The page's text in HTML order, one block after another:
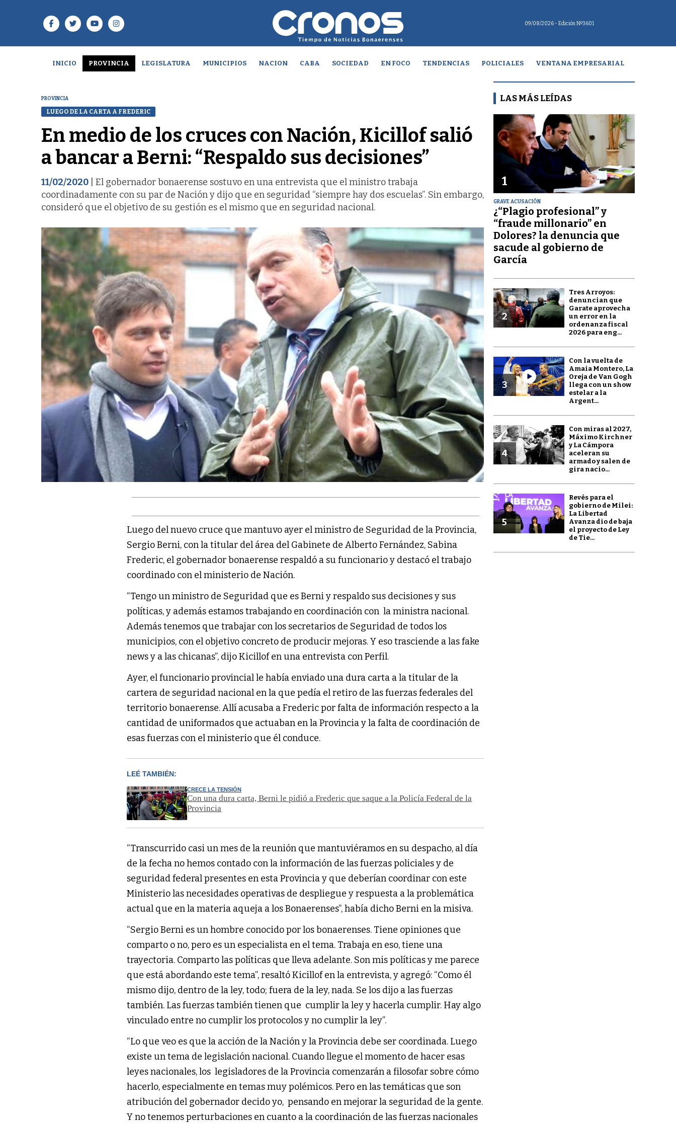
09/08/2026 - Edición Nº3601
INICIO PROVINCIA LEGISLATURA MUNICIPIOS NACION CABA SOCIEDAD EN FOCO TENDENCIAS POLICIALES VENTANA EMPRESARIAL
PROVINCIA
LUEGO DE LA CARTA A FREDERIC
En medio de los cruces con Nación, Kicillof salió
a bancar a Berni: “Respaldo sus decisiones”
11/02/2020 | El gobernador bonaerense sostuvo en una entrevista que el ministro trabaja
coordinadamente con su par de Nación y dijo que en seguridad “siempre hay dos escuelas”. Sin embargo,
consideró que el objetivo de su gestión es el mismo que en seguridad nacional.
Luego del nuevo cruce que mantuvo ayer el ministro de Seguridad de la Provincia,
Sergio Berni, con la titular del área del Gabinete de Alberto Fernández, Sabina
Frederic, el gobernador bonaerense respaldó a su funcionario y destacó el trabajo
coordinado con el ministerio de Nación.
“Tengo un ministro de Seguridad que es Berni y respaldo sus decisiones y sus
políticas, y además estamos trabajando en coordinación con la ministra nacional.
Además tenemos que trabajar con los secretarios de Seguridad de todos los
municipios, con el objetivo concreto de producir mejoras. Y eso trasciende a las fake
news y a las chicanas”, dijo Kicillof en una entrevista con Perfil.
Ayer, el funcionario provincial le había enviado una dura carta a la titular de la
cartera de seguridad nacional en la que pedía el retiro de las fuerzas federales del
territorio bonaerense. Allí acusaba a Frederic por falta de información respecto a la
cantidad de uniformados que actuaban en la Provincia y la falta de coordinación de
esas fuerzas con el ministerio que él conduce.
LEÉ TAMBIÉN:
CRECE LA TENSIÓN
Con una dura carta, Berni le pidió a Frederic que saque a la Policía Federal de la
Provincia
“Transcurrido casi un mes de la reunión que mantuviéramos en su despacho, al día
de la fecha no hemos contado con la información de las fuerzas policiales y de
seguridad federal presentes en esta Provincia y que deberían coordinar con este
Ministerio las necesidades operativas de despliegue y respuesta a la problemática
actual que en la materia aqueja a los Bonaerenses”, había dicho Berni en la misiva.
“Sergio Berni es un hombre conocido por los bonaerenses. Tiene opiniones que
comparto o no, pero es un especialista en el tema. Trabaja en eso, tiene una
trayectoria. Comparto las políticas que lleva adelante. Son mis políticas y me parece
que está abordando este tema”, resaltó Kicillof en la entrevista, y agregó: “Como él
mismo dijo, dentro de la ley, todo; fuera de la ley, nada. Se los dijo a las fuerzas
también. Las fuerzas también tienen que cumplir la ley y hacerla cumplir. Hay algo
vinculado entre no cumplir los protocolos y no cumplir la ley”.
“Lo que veo es que la acción de la Nación y la Provincia debe ser coordinada. Luego
existe un tema de legislación nacional. Cuando llegue el momento de hacer esas
leyes nacionales, los legisladores de la Provincia comenzarán a filosofar sobre cómo
hacerlo, especialmente en temas muy polémicos. Pero en las temáticas que son
atribución del gobernador decido yo, pensando en mejorar la seguridad de la gente.
Y no tenemos perturbaciones en cuanto a la coordinación de las fuerzas nacionales
LAS MÁS LEÍDAS
1
GRAVE ACUSACIÓN
¿“Plagio profesional” y
“fraude millonario” en
Dolores? la denuncia que
sacude al gobierno de
García
2
Tres Arroyos:
denuncian que
Garate aprovecha
un error en la
ordenanza fiscal
2026 para eng...
3
Con la vuelta de
Amaia Montero, La
Oreja de Van Gogh
llega con un show
estelar a la
Argent...
4
Con miras al 2027,
Máximo Kirchner
y La Cámpora
aceleran su
armado y salen de
gira nacio...
5
Revés para el
gobierno de Milei:
La Libertad
Avanza dio de baja
el proyecto de Ley
de Tie...